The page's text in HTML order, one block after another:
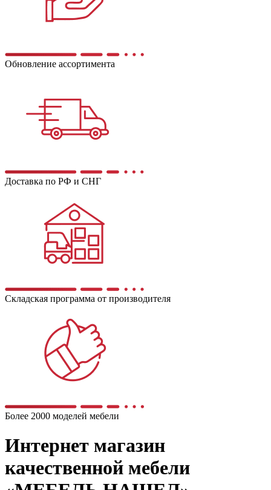
Обновление ассортимента
Доставка по РФ и СНГ
Складская программа от производителя
Более 2000 моделей мебели
Интернет магазин
качественной мебели